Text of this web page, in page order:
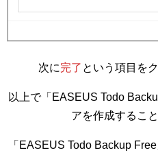
次に完了 という項目を
以上で「EASEUS Todo
アを作成するこ
「EASEUS Todo Backup